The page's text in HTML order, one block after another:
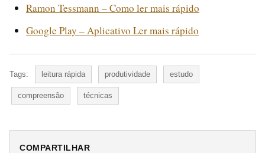
Ramon Tessmann – Como ler mais rápido
Google Play – Aplicativo Ler mais rápido
Tags: leitura rápida produtividade estudo
compreensão técnicas
COMPARTILHAR